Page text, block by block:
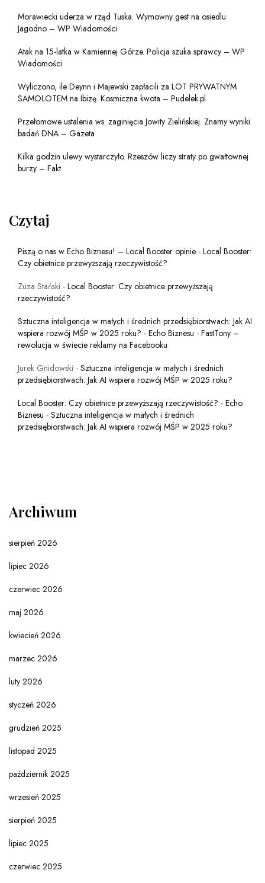
Morawiecki uderza w rząd Tuska. Wymowny gest na osiedlu
Jagodno – WP Wiadomości
Atak na 15-latka w Kamiennej Górze. Policja szuka sprawcy – WP
Wiadomości
Wyliczono, ile Deynn i Majewski zapłacili za LOT PRYWATNYM
SAMOLOTEM na Ibizę. Kosmiczna kwota – Pudelek.pl
Przełomowe ustalenia ws. zaginięcia Jowity Zielińskiej. Znamy wyniki
badań DNA – Gazeta
Kilka godzin ulewy wystarczyło. Rzeszów liczy straty po gwałtownej
burzy – Fakt
Czytaj
Piszą o nas w Echo Biznesu! – Local Booster opinie - Local Booster:
Czy obietnice przewyższają rzeczywistość?
Zuza Stański - Local Booster: Czy obietnice przewyższają
rzeczywistość?
Sztuczna inteligencja w małych i średnich przedsiębiorstwach: Jak AI
wspiera rozwój MŚP w 2025 roku? - Echo Biznesu - FastTony –
rewolucja w świecie reklamy na Facebooku
Jurek Gnidowski - Sztuczna inteligencja w małych i średnich
przedsiębiorstwach: Jak AI wspiera rozwój MŚP w 2025 roku?
Local Booster: Czy obietnice przewyższają rzeczywistość? - Echo
Biznesu - Sztuczna inteligencja w małych i średnich
przedsiębiorstwach: Jak AI wspiera rozwój MŚP w 2025 roku?
Archiwum
sierpień 2026
lipiec 2026
czerwiec 2026
maj 2026
kwiecień 2026
marzec 2026
luty 2026
styczeń 2026
grudzień 2025
listopad 2025
październik 2025
wrzesień 2025
sierpień 2025
lipiec 2025
czerwiec 2025